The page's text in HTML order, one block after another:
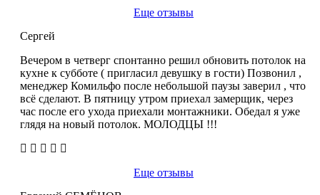
Еще отзывы
Сергей
Вечером в четверг спонтанно решил обновить потолок на
кухне к субботе ( пригласил девушку в гости) Позвонил ,
менеджер Комильфо после небольшой паузы заверил , что
всё сделают. В пятницу утром приехал замерщик, через
час после его ухода приехали монтажники. Обедал я уже
глядя на новый потолок. МОЛОДЦЫ !!!
Еще отзывы